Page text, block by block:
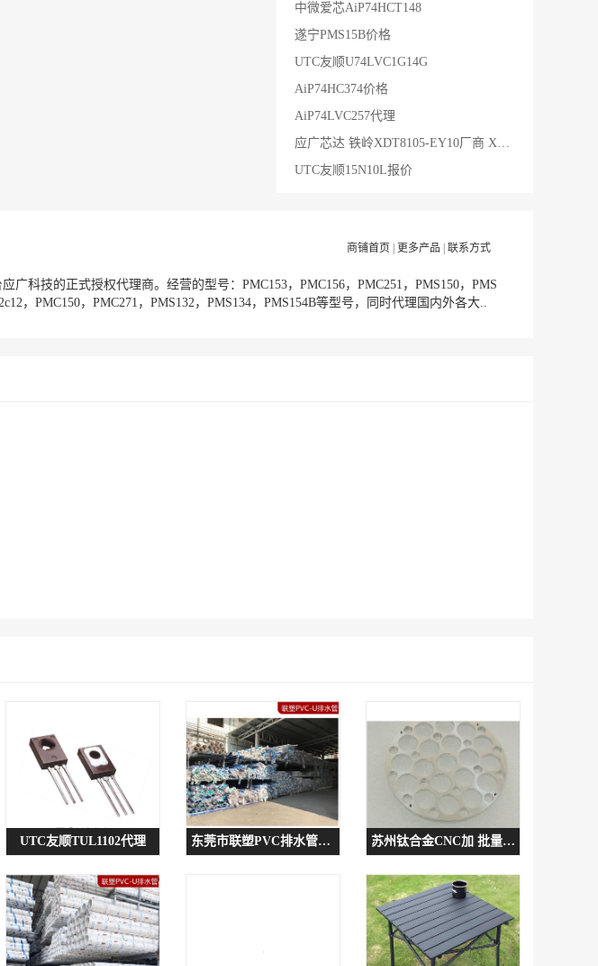
中微爱芯AiP74HCT148
遂宁PMS15B价格
UTC友顺U74LVC1G14G
AiP74HC374价格
AiP74LVC257代理
应广芯达 铁岭XDT8105-EY10厂商 XDT8105-EY10
UTC友顺15N10L报价
商铺首页 更多产品 联系方式
科技的正式授权代理商。经营的型号：PMC153，PMC156，PMC251，PMS150，PMS
，PMC150，PMC271，PMS132，PMS134，PMS154B等型号，同时代理国内外各大..
UTC友顺TUL1102代理 东莞市联塑PVC排水管报价 可零售批发 苏州钛合金CNC加 批量订单可免费打样 迈奇精密机械